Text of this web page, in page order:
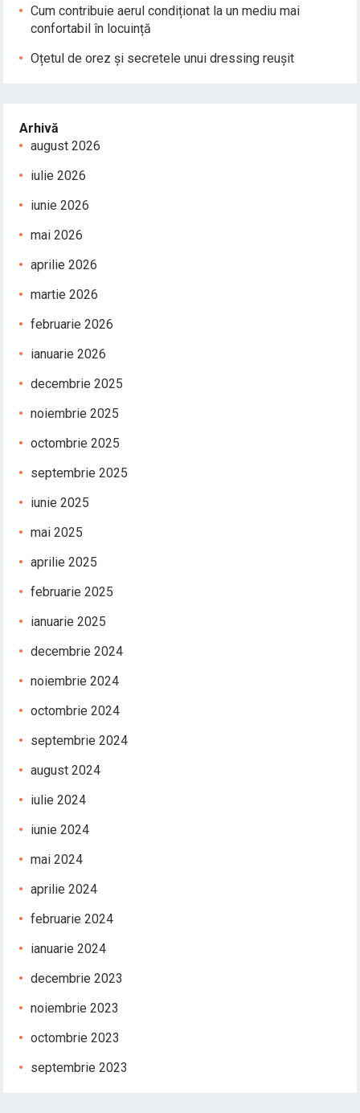
Cum contribuie aerul condiționat la un mediu mai
confortabil în locuință
Oțetul de orez și secretele unui dressing reușit
Arhivă
august 2026
iulie 2026
iunie 2026
mai 2026
aprilie 2026
martie 2026
februarie 2026
ianuarie 2026
decembrie 2025
noiembrie 2025
octombrie 2025
septembrie 2025
iunie 2025
mai 2025
aprilie 2025
februarie 2025
ianuarie 2025
decembrie 2024
noiembrie 2024
octombrie 2024
septembrie 2024
august 2024
iulie 2024
iunie 2024
mai 2024
aprilie 2024
februarie 2024
ianuarie 2024
decembrie 2023
noiembrie 2023
octombrie 2023
septembrie 2023